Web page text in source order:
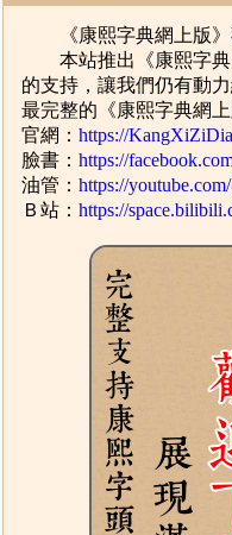
《康熙字典網上版》
本站推出《康熙字典
的支持，讓我們仍有動
最完整的《康熙字典網上
官網：https://
臉書：https://
油管：https://
Ｂ站：https://